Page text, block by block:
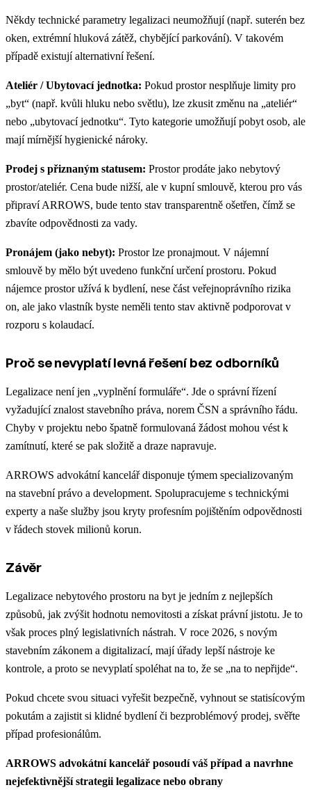
Někdy technické parametry legalizaci neumožňují (např. suterén bez
oken, extrémní hluková zátěž, chybějící parkování). V takovém
případě existují alternativní řešení.
Ateliér / Ubytovací jednotka: Pokud prostor nesplňuje limity pro
„byt“ (např. kvůli hluku nebo světlu), lze zkusit změnu na „ateliér“
nebo „ubytovací jednotku“. Tyto kategorie umožňují pobyt osob, ale
mají mírnější hygienické nároky.
Prodej s přiznaným statusem: Prostor prodáte jako nebytový
prostor/ateliér. Cena bude nižší, ale v kupní smlouvě, kterou pro vás
připraví ARROWS, bude tento stav transparentně ošetřen, čímž se
zbavíte odpovědnosti za vady.
Pronájem (jako nebyt): Prostor lze pronajmout. V nájemní
smlouvě by mělo být uvedeno funkční určení prostoru. Pokud
nájemce prostor užívá k bydlení, nese část veřejnoprávního rizika
on, ale jako vlastník byste neměli tento stav aktivně podporovat v
rozporu s kolaudací.
Proč se nevyplatí levná řešení bez odborníků
Legalizace není jen „vyplnění formuláře“. Jde o správní řízení
vyžadující znalost stavebního práva, norem ČSN a správního řádu.
Chyby v projektu nebo špatně formulovaná žádost mohou vést k
zamítnutí, které se pak složitě a draze napravuje.
ARROWS advokátní kancelář disponuje týmem specializovaným
na stavební právo a development. Spolupracujeme s technickými
experty a naše služby jsou kryty profesním pojištěním odpovědnosti
v řádech stovek milionů korun.
Závěr
Legalizace nebytového prostoru na byt je jedním z nejlepších
způsobů, jak zvýšit hodnotu nemovitosti a získat právní jistotu. Je to
však proces plný legislativních nástrah. V roce 2026, s novým
stavebním zákonem a digitalizací, mají úřady lepší nástroje ke
kontrole, a proto se nevyplatí spoléhat na to, že se „na to nepřijde“.
Pokud chcete svou situaci vyřešit bezpečně, vyhnout se statisícovým
pokutám a zajistit si klidné bydlení či bezproblémový prodej, svěřte
případ profesionálům.
ARROWS advokátní kancelář posoudí váš případ a navrhne
nejefektivnější strategii legalizace nebo obrany